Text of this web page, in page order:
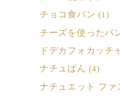
チョコ食パン (1)
チーズを使ったパ
ドデカフォカッチ
ナチュぱん (4)
ナチュエット ファ